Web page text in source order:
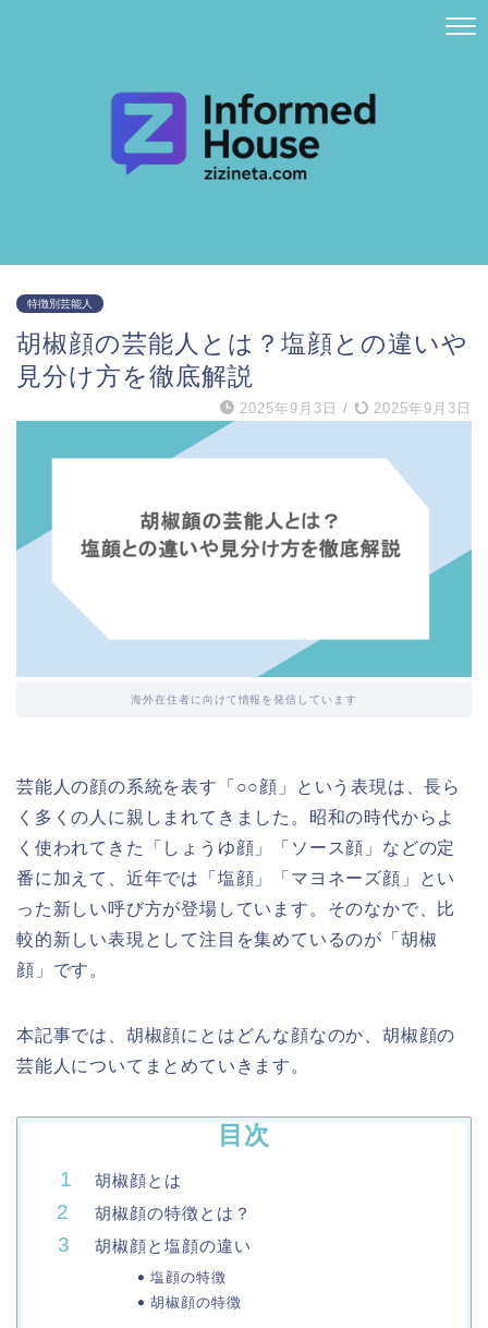
特徴別芸能人
胡椒顔の芸能人とは？塩顔との違いや
見分け方を徹底解説
2025年9月3日 / 2025年9月3日
海外在住者に向けて情報を発信しています
芸能人の顔の系統を表す「○○顔」という表現は、長ら
く多くの人に親しまれてきました。昭和の時代からよ
く使われてきた「しょうゆ顔」「ソース顔」などの定
番に加えて、近年では「塩顔」「マヨネーズ顔」とい
った新しい呼び方が登場しています。そのなかで、比
較的新しい表現として注目を集めているのが「胡椒
顔」です。
本記事では、胡椒顔にとはどんな顔なのか、胡椒顔の
芸能人についてまとめていきます。
目次
胡椒顔とは
胡椒顔の特徴とは？
胡椒顔と塩顔の違い
塩顔の特徴
胡椒顔の特徴